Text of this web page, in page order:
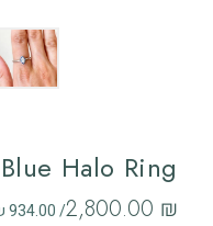
Halo Ring
‏2,800.00 ₪ / 934.00 ש״ח לחודש ב - 3 תשלומים ללא ריבית